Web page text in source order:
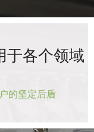
于各个领域
的坚定后盾